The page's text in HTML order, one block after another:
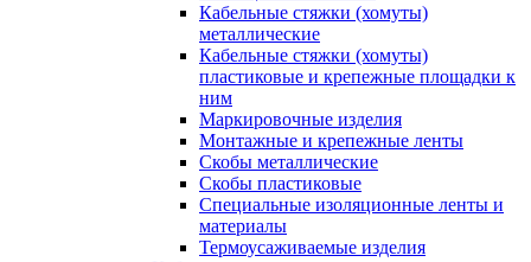
Кабельные стяжки (хомуты)
металлические
Кабельные стяжки (хомуты)
пластиковые и крепежные площадки к
ним
Маркировочные изделия
Монтажные и крепежные ленты
Скобы металлические
Скобы пластиковые
Специальные изоляционные ленты и
материалы
Термоусаживаемые изделия